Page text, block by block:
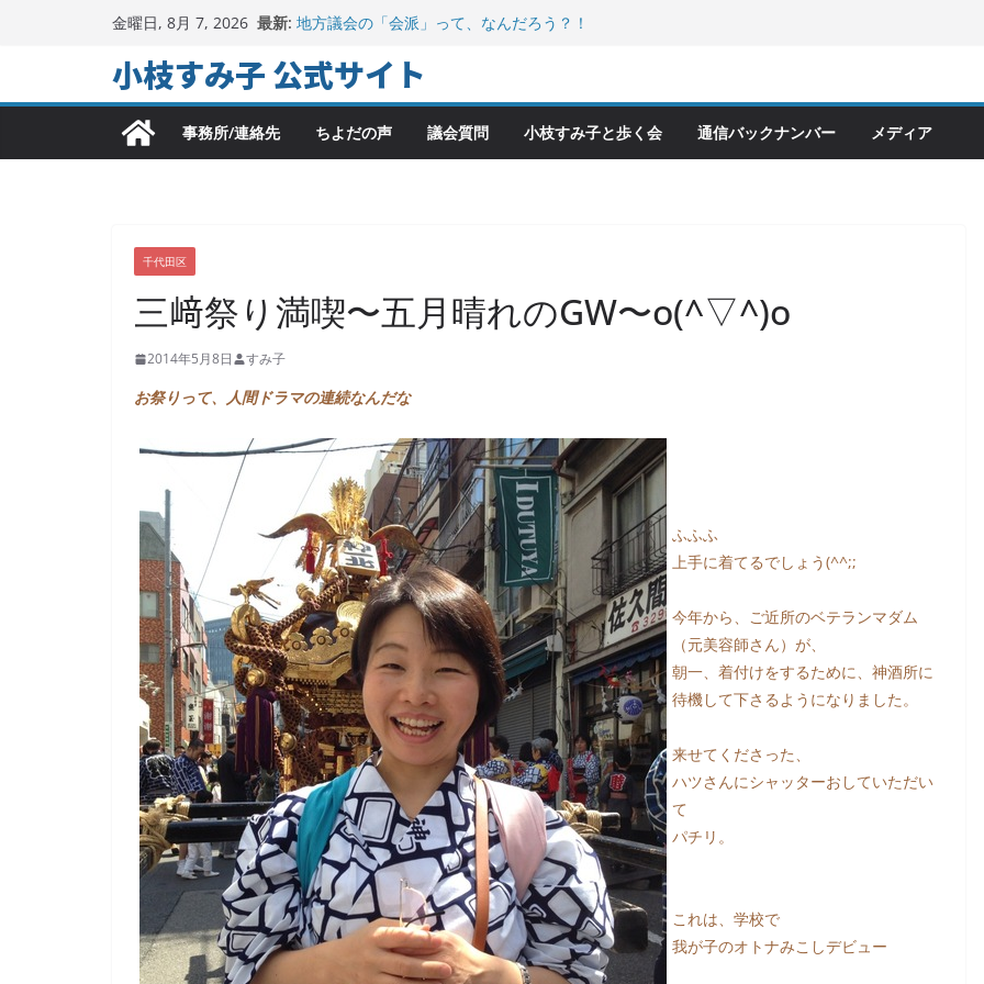
ン
金曜日, 8月 7, 2026 最新: 地方議会の「会派」って、なんだろう？！
ちよだの声ニュース No,9発信しました！
千代田区社会福祉協議会アキバ分室「食と居場所の学習会」に
参加
ヒートアイランド緩和のキーワードは「水と緑と風」
小枝すみ子 公式サイト
事務所/連絡先 ちよだの声 議会質問 小枝すみ子と歩く会 通信バックナンバー メディア
千代田区
三﨑祭り満喫〜五月晴れのGW〜o(^▽^)o
2014年5月8日 すみ子
お祭りって、人間ドラマの連続なんだな
ふふふ
上手に着てるでしょう(^^;;
今年から、ご近所のベテランマダム
（元美容師さん）が、
朝一、着付けをするために、神酒所に
待機して下さるようになりました。
来せてくださった、
ハツさんにシャッターおしていただい
て
パチリ。
これは、学校で
我が子のオトナみこしデビュー